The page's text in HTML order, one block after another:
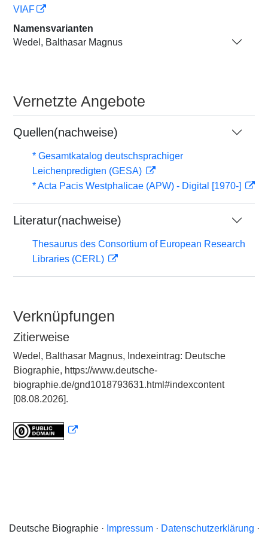
VIAF
Namensvarianten
Wedel, Balthasar Magnus
Vernetzte Angebote
Quellen(nachweise)
* Gesamtkatalog deutschsprachiger
Leichenpredigten (GESA)
* Acta Pacis Westphalicae (APW) - Digital [1970-]
Literatur(nachweise)
Thesaurus des Consortium of European Research
Libraries (CERL)
Verknüpfungen
Zitierweise
Wedel, Balthasar Magnus, Indexeintrag: Deutsche
Biographie, https://www.deutsche-
biographie.de/gnd1018793631.html#indexcontent
[08.08.2026].
Deutsche Biographie · Impressum· Datenschutzerklärung ·